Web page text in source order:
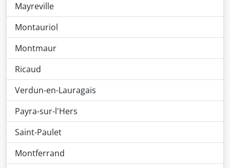
Mayreville
Montauriol
Montmaur
Ricaud
Verdun-en-Lauragais
Payra-sur-l'Hers
Saint-Paulet
Montferrand